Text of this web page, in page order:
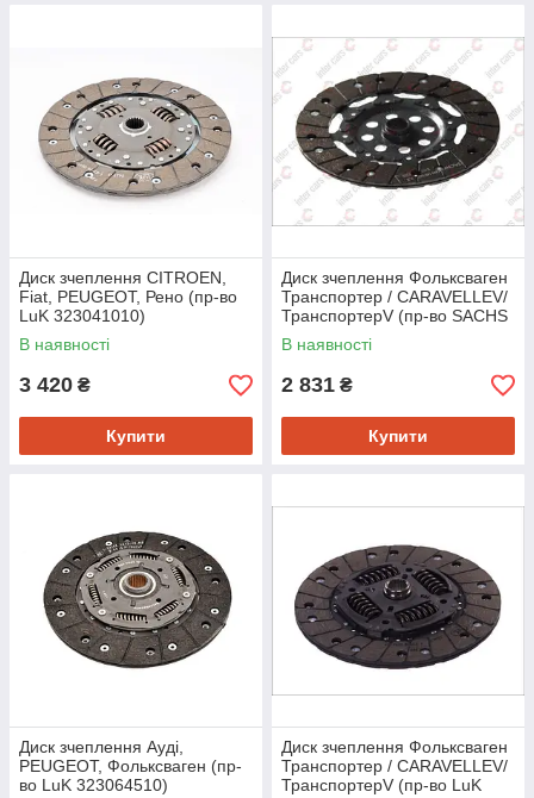
Диск зчеплення CITROEN,
Fiat, PEUGEOT, Рено (пр-во
LuK 323041010)
В наявності
3 420 ₴
Купити
Диск зчеплення Фольксваген
Транспортер / CARAVELLEV/
ТранспортерV (пр-во SACHS
1864528741)
В наявності
2 831 ₴
Купити
Диск зчеплення Ауді,
PEUGEOT, Фольксваген (пр-
во LuK 323064510)
Диск зчеплення Фольксваген
Транспортер / CARAVELLEV/
ТранспортерV (пр-во LuK